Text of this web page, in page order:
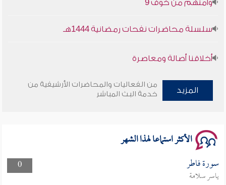
المزيد
من الفعاليات والمحاضرات الأرشيفية من
خدمة البث المباشر
الأكثر استماعا لهذا الشهر
0 سورة فاطر
ياسر سلامة